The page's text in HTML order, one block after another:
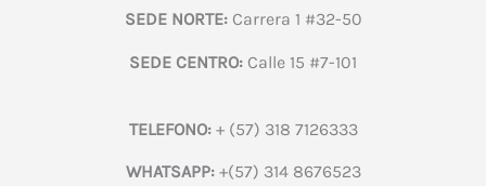
SEDE NORTE:Carrera 1 #32-50
SEDE CENTRO: Calle 15 #7-101
TELEFONO:+ (57) 318 7126333
WHATSAPP:+(57) 314 8676523